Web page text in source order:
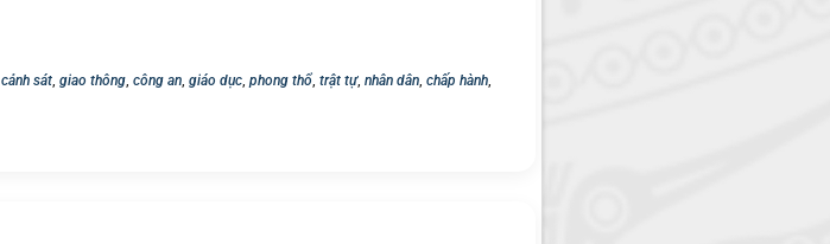
cảnh sát, giao thông, công an, giáo dục, phong thổ, trật tự, nhân dân, chấp hành,